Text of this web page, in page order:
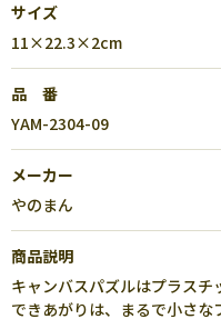
サイズ
11×22.3×2cm
品 番
YAM-2304-09
メーカー
やのまん
商品説明
キャンバスパズルはプラスチ
できあがりは、まるで小さな